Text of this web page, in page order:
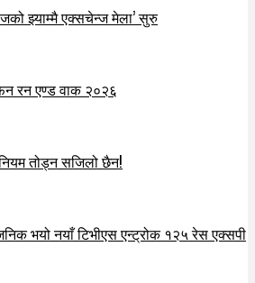
झ्याम्मै एक्सचेन्ज मेला’ सुरु
रन एण्ड वाक २०२६
तोड्न सजिलो छैन!
भयो नयाँ टिभीएस एन्ट्रोक १२५ रेस एक्सपी